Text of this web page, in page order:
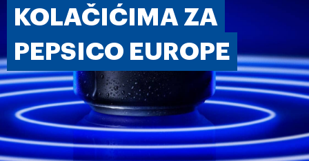
KOLAČIĆIMA ZA
PEPSICO EUROPE